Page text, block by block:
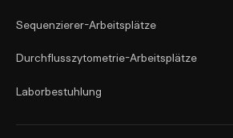
Sequenzierer-Arbeitsplätze
Durchflusszytometrie-Arbeitsplätze
Laborbestuhlung